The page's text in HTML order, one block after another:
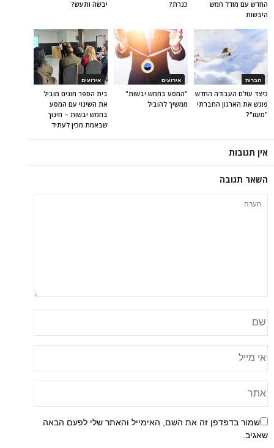
יבשה ותעש? כנרת?
החדש עם מודל חמש
היבשות
אירועים
בית הספר חוגים מוביל
את השינוי עם המסע
בחמש יבשות – חינוך
שבאמת מכין לעתיד
אירועים
"המסע בחמש יבשות"
ממשיך להוביל
חברות
כיצד עולם העבודה החדש
פוגש את הארגון החברתי
"מעוז"?
אין תגובות
השאר תגובה
שמור בדפדפן זה את השם, האימייל והאתר שלי לפעם הבאה
שאגיב.